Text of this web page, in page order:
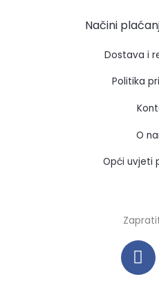
Načini
Dostava i
Politika
O
Opći uvjeti
F
a
c